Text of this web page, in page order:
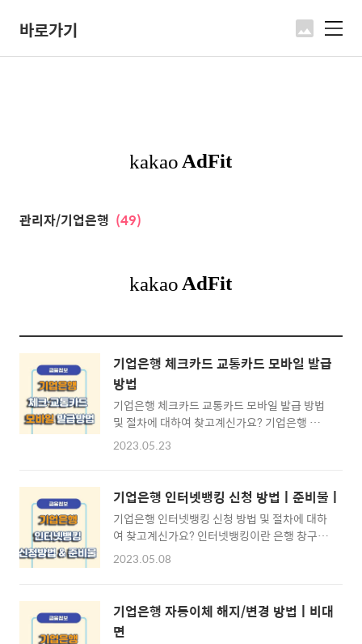
바로가기 메
관리자/기업은행 (49)
기업은행 체크카드 교통카드 모바일 발급
방법
기업은행 체크카드 교통카드 모바일 발급 방법
및 절차에 대하여 찾고계신가요? 기업은행 기본
체크카드가 맘에 들지 않거나 교통카드 기능이
카드발급 및 카드이용이 가능합니다. 본문 내용
을 통해 기업은행 체크카드 발급 방법 및 절차에
대하여 알아보도록 하겠습니다. ※ [목차] 기업
은행 체크카드 발급 방법 ⊙ 1. 기업카드 발급처
☜ ⊙ 2. 카드발급 준비하기 ☜ ⊙ 3. 카드발급
방법 ▶ 기업은행 카드발급 방법 기업은행 체크
카드 및 교통카드 발급 방법은 사용자의 선택에
2023.05.23
기업은행 인터넷뱅킹 신청 방법ㅣ준비물ㅣ
기업은행 인터넷뱅킹 신청 방법 및 절차에 대하
여 찾고계신가요? 인터넷뱅킹이란 은행 창구에
방문하지 않고 온라인을 통해 간편하게 이체나
뱅킹 신청을 위해서는 몇가지 준비물을 준비하
여 신청절차에 따라 이행에 주어야 하는데 본문
내용을 통해 기업은행 인터넷뱅킹 신청방법 및
2023.05.08
기업은행 자동이체 해지/변경 방법ㅣ비대
면